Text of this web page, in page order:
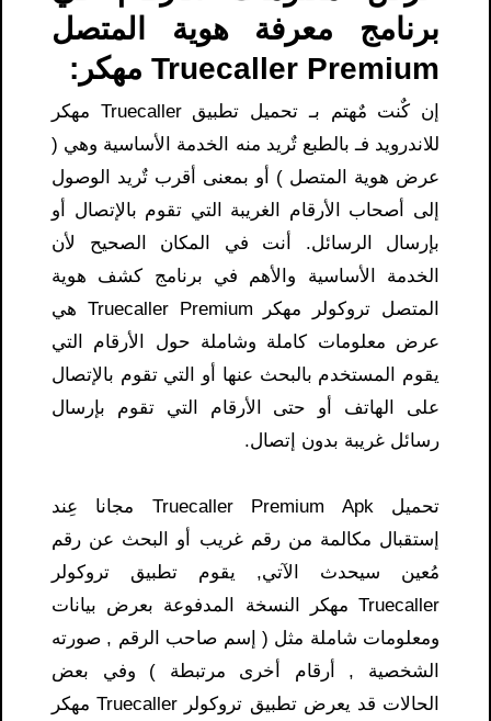
برنامج معرفة هوية المتصل
Truecaller Premium مهكر:
إن كٌنت مٌهتم بـ تحميل تطبيق Truecaller مهكر
للاندرويد فـ بالطبع تٌريد منه الخدمة الأساسية وهي (
عرض هوية المتصل ) أو بمعنى أقرب تٌريد الوصول
إلى أصحاب الأرقام الغريبة التي تقوم بالإتصال أو
بإرسال الرسائل. أنت في المكان الصحيح لأن
الخدمة الأساسية والأهم في برنامج كشف هوية
المتصل تروكولر مهكر Truecaller Premium هي
عرض معلومات كاملة وشاملة حول الأرقام التي
يقوم المستخدم بالبحث عنها أو التي تقوم بالإتصال
على الهاتف أو حتى الأرقام التي تقوم بإرسال
رسائل غريبة بدون إتصال.
تحميل Truecaller Premium Apk مجانا عِند
إستقبال مكالمة من رقم غريب أو البحث عن رقم
مُعين سيحدث الآتي, يقوم تطبيق تروكولر
Truecaller مهكر النسخة المدفوعة بعرض بيانات
ومعلومات شاملة مثل ( إسم صاحب الرقم , صورته
الشخصية , أرقام أخرى مرتبطة ) وفي بعض
الحالات قد يعرض تطبيق تروكولر Truecaller مهكر